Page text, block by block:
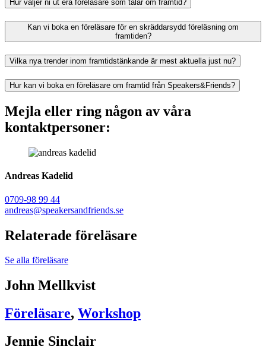
Hur väljer ni ut era föreläsare som talar om framtid?
Kan vi boka en föreläsare för en skräddarsydd föreläsning om
framtiden?
Vilka nya trender inom framtidstänkande är mest aktuella just nu?
Hur kan vi boka en föreläsare om framtid från Speakers&Friends?
Mejla eller ring någon av våra
kontaktpersoner:
Andreas Kadelid ​
0709-98 99 44
andreas@speakersandfriends.se​
Relaterade föreläsare
Se alla föreläsare
John Mellkvist
Föreläsare, Workshop
Jennie Sinclair